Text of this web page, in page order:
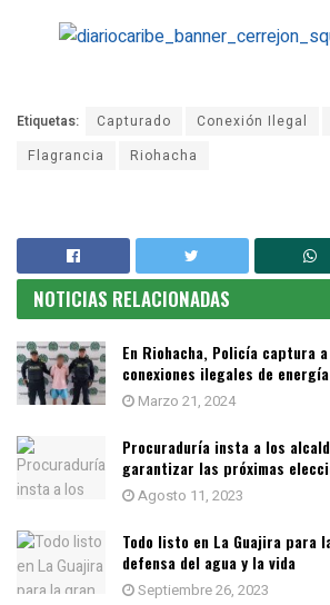
Etiquetas: Capturado Conexión Ilegal
Flagrancia
Riohacha
NOTICIAS RELACIONADAS
En Riohacha, Policía captura
conexiones ilegales de energía
Marzo 21, 2024
Procuraduría insta a los
garantizar las próximas
Agosto 11, 2023
Todo listo en La Guajira para
defensa del agua y la vida
Septiembre 26, 2023